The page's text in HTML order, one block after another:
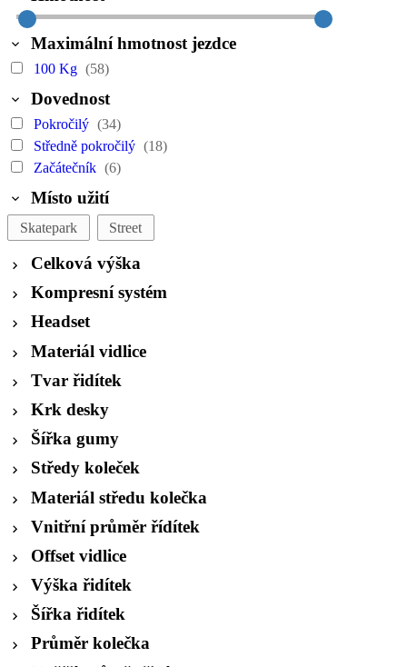
Maximální hmotnost jezdce
100 Kg (58)
Dovednost
Pokročilý (34)
Středně pokročilý (18)
Začátečník (6)
Místo užití
Skatepark Street
Celková výška
Kompresní systém
Headset
Materiál vidlice
Tvar řidítek
Krk desky
Šířka gumy
Středy koleček
Materiál středu kolečka
Vnitřní průměr řídítek
Offset vidlice
Výška řidítek
Šířka řidítek
Průměr kolečka